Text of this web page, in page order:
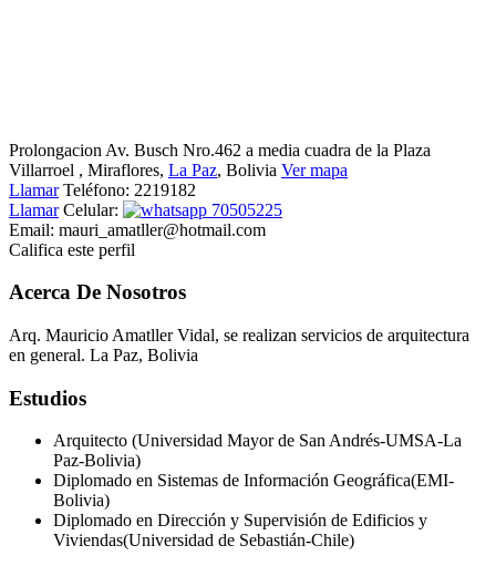
Prolongacion Av. Busch Nro.462 a media cuadra de la Plaza
Villarroel , Miraflores, La Paz, Bolivia Ver mapa
Llamar Teléfono: 2219182
Llamar Celular:
70505225
Email: mauri_amatller@hotmail.com
Califica este perfil
Acerca De Nosotros
Arq. Mauricio Amatller Vidal, se realizan servicios de arquitectura
en general. La Paz, Bolivia
Estudios
Arquitecto (Universidad Mayor de San Andrés-UMSA-La
Paz-Bolivia)
Diplomado en Sistemas de Información Geográfica(EMI-
Bolivia)
Diplomado en Dirección y Supervisión de Edificios y
Viviendas(Universidad de Sebastián-Chile)